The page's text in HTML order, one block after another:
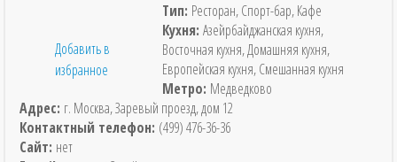
Добавить в
избранное
Тип: Ресторан, Спорт-бар, Кафе
Кухня:Азейрбайджанская кухня,
Восточная кухня, Домашняя кухня,
Европейская кухня, Смешанная кухня
Метро: Медведково
Адрес: г. Москва, Заревый проезд, дом 12
Контактный телефон: (499) 476-36-36
Сайт: нет